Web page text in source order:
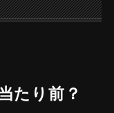
たり前？